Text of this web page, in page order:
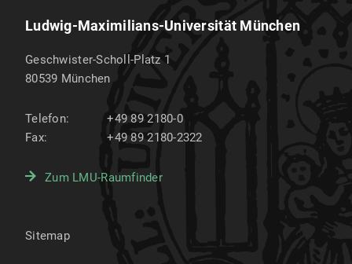
Ludwig-Maximilians-Universität München
Geschwister-Scholl-Platz 1
80539 München
Telefon:
+49 89 2180-0
Fax:
+49 89 2180-2322
Zum LMU-Raumfinder
Sitemap